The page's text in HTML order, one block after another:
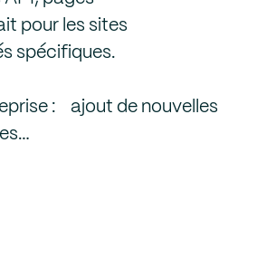
pour les sites
spécifiques.
: ajout de nouvelles